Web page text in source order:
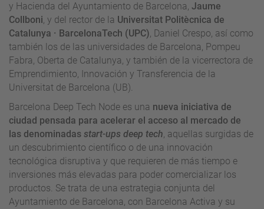
y Hacienda del Ayuntamiento de Barcelona, Jaume
Collboni, y del rector de la Universitat Politècnica de
Catalunya · BarcelonaTech (UPC), Daniel Crespo, así como
también los de las universidades de Barcelona, Pompeu
Fabra, Oberta de Catalunya, y también de la vicerrectora de
Emprendimiento, Innovación y Transferencia de la
Universitat de Barcelona (UB).
Barcelona Deep Tech Node es una nueva iniciativa de
ciudad pensada para acelerar el acceso al mercado de
las denominadas start-ups deep tech, aquellas surgidas de
un descubrimiento científico o de una innovación
tecnológica disruptiva y que requieren de más tiempo e
inversiones más elevadas para poder comercializar los
productos. Se trata de una estrategia conjunta del
Ayuntamiento de Barcelona, con Barcelona Activa y su